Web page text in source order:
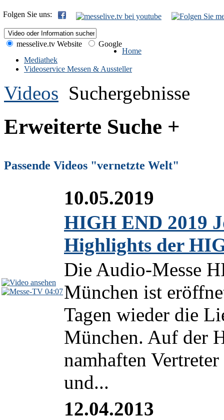
Folgen Sie uns:
messelive.tv Website
Google
Home
Mediathek
Videoservice Messen & Aussteller
Videos Suchergebnisse
Erweiterte Suche +
Passende Videos "vernetzte Welt"
04:07
10.05.2019
HIGH END 2019
Highlights der
Die Audio-Messe
München ist
Tagen wieder die
München. Auf der
namhaften
und...
12.04.2013